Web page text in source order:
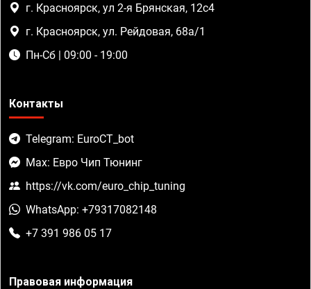
г. Красноярск, ул 2-я Брянская, 12с4
г. Красноярск, ул. Рейдовая, 68а/1
Пн-Сб | 09:00 - 19:00
Контакты
Telegram: EuroCT_bot
Max: Евро Чип Тюнинг
https://vk.com/euro_chip_tuning
WhatsApp: +79317082148
+7 391 986 05 17
Правовая информация